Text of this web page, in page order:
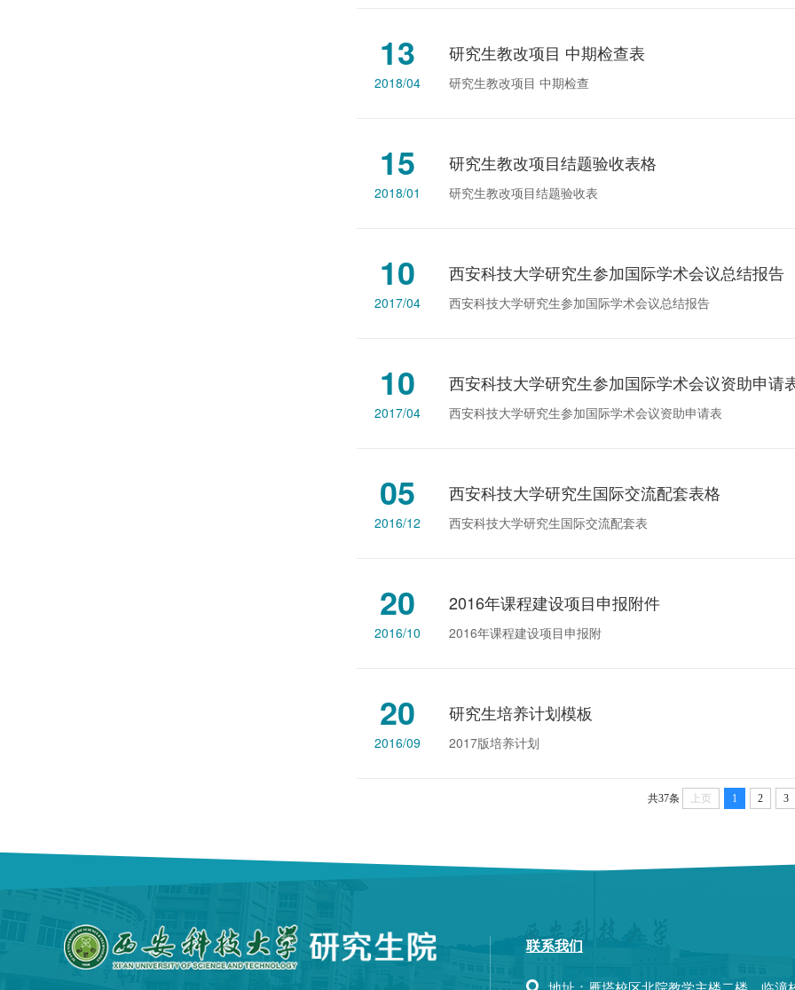
13
2018/04
研究生教改项目 中期检查表
研究生教改项目 中期检查
15
2018/01
研究生教改项目结题验收表格
​研究生教改项目结题验收表
10
2017/04
西安科技大学研究生参加国际学术会议总结报告
西安科技大学研究生参加国际学术会议总结报告
10
2017/04
西安科技大学研究生参加国际学术会议资助申请
西安科技大学研究生参加国际学术会议资助申请表
05
2016/12
西安科技大学研究生国际交流配套表格
​西安科技大学研究生国际交流配套表
20
2016/10
2016年课程建设项目申报附件
​2016年课程建设项目申报附
20
2016/09
研究生培养计划模板
2017版培养计划
共37条 上页 1 2 3
联系我们